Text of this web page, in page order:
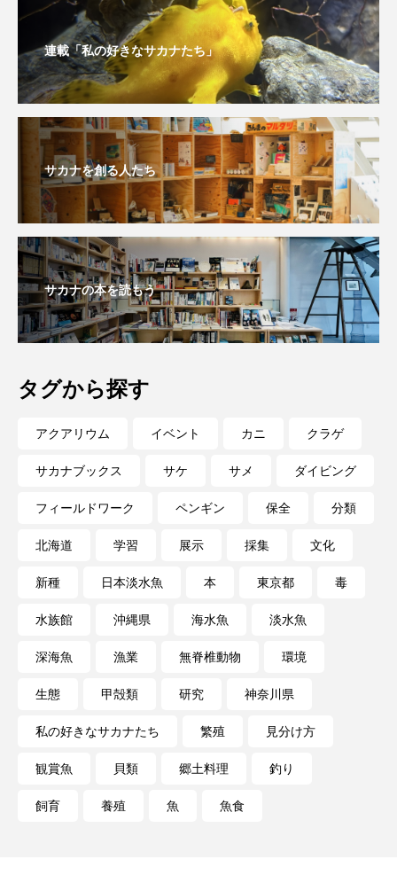
白身魚 相模川 磯 磯焼け
磯遊び 神戸須磨シーワールド
私の好きなサカナたち 稚魚 絶滅危惧種
絶滅種 繁殖 繫殖 美ら海水族館
美容 群馬県 耳石 脊索動物
自然 自然保護 自由研究
葛西臨海公園 葛西臨海水族園
藻類 見分け方 観察 調査
資源 赤潮
軟体動物 軟骨魚類 近畿大学 進化
郷土料理
雷魚
鰭脚類 鳥羽水族館 鴨川シーワールド
連載「私の好きなサカナたち」
サカナを創る人たち
サカナの本を読もう
タグから探す
アクアリウム イベント カニ クラゲ
サカナブックス サケ サメ ダイビング
フィールドワーク ペンギン 保全 分類
北海道 学習 展示 採集 文化
新種 日本淡水魚 本 東京都 毒
水族館 沖縄県 海水魚 淡水魚
深海魚 漁業 無脊椎動物 環境
生態 甲殻類 研究 神奈川県
私の好きなサカナたち 繁殖 見分け方
観賞魚 貝類 郷土料理 釣り
飼育 養殖 魚 魚食